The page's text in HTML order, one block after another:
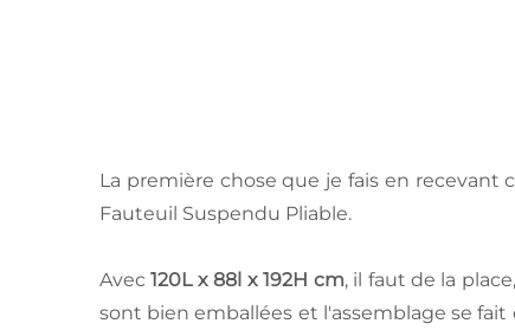
La première chose que je fais en
Fauteuil Suspendu Pliable.
Avec120L x 88l x 192H cm, il faut de la
sont bien emballées et l'assemblage se